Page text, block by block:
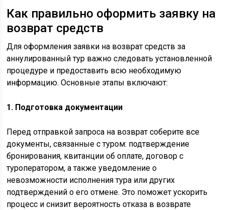
Как правильно оформить заявку на
возврат средств
Для оформления заявки на возврат средств за
аннулированный тур важно следовать установленной
процедуре и предоставить всю необходимую
информацию. Основные этапы включают:
1. Подготовка документации
Перед отправкой запроса на возврат соберите все
документы, связанные с туром: подтверждение
бронирования, квитанции об оплате, договор с
туроператором, а также уведомление о
невозможности исполнения тура или других
подтверждений о его отмене. Это поможет ускорить
процесс и снизит вероятность отказа в возврате